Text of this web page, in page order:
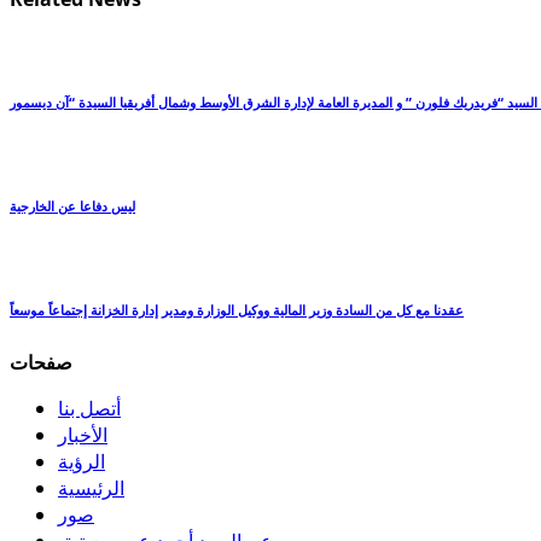
“فريدريك فلورن ” و المديرة العامة لإدارة الشرق الأوسط وشمال أفريقيا السيدة “آن ديسمور
ليس دفاعا عن الخارجية
عقدنا مع كل من السادة وزير المالية ووكيل الوزارة ومدير إدارة الخزانة إجتماعاً موسعاً
صفحات
أتصل بنا
الأخبار
الرؤية
الرئيسية
صور